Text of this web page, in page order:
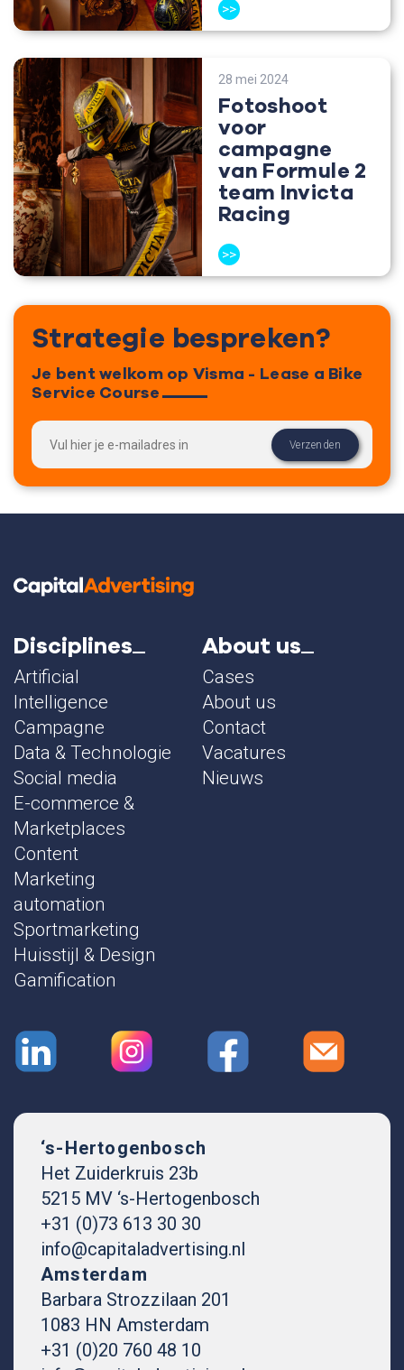
>>
28 mei 2024
Fotoshoot
voor
campagne
van Formule 2
team Invicta
Racing
>>
Strategie bespreken?
Je bent welkom op Visma - Lease a Bike
Service Course
Disciplines
Artificial
Intelligence
Campagne
Data & Technologie
Social media
E-commerce &
Marketplaces
Content
Marketing
automation
Sportmarketing
Huisstijl & Design
Gamification
About us
Cases
About us
Contact
Vacatures
Nieuws
‘s-Hertogenbosch
Het Zuiderkruis 23b
5215 MV ‘s-Hertogenbosch
+31 (0)73 613 30 30
info@capitaladvertising.nl
Amsterdam
Barbara Strozzilaan 201
1083 HN Amsterdam
+31 (0)20 760 48 10